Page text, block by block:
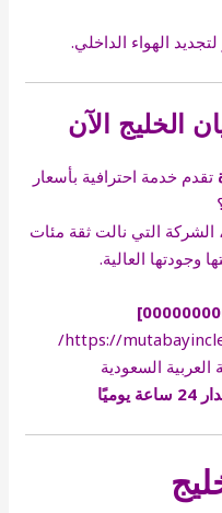
الهواء الداخلي.
الخليج الآن
تقدم خدمة احترافية بأسعار
، الشركة التي نالت ثقة مئات
وجودتها العالية.
السعودية